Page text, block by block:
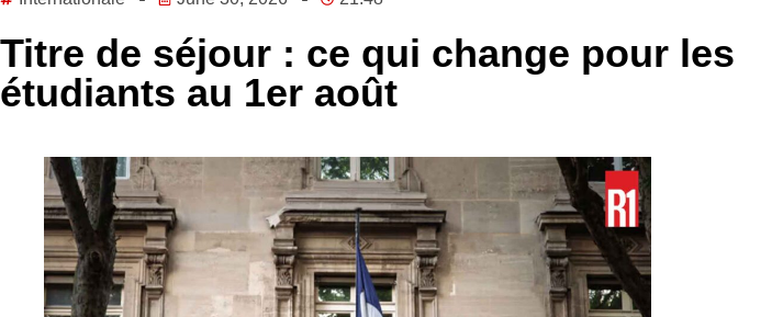
Titre de séjour : ce qui change pour les
étudiants au 1er août